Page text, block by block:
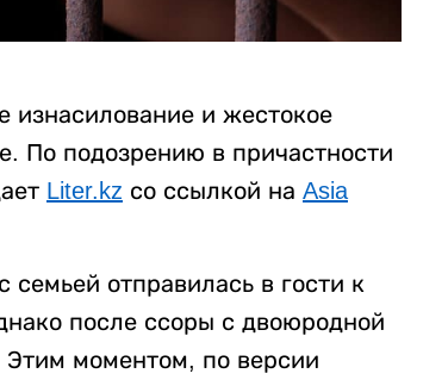
изнасилование и жестокое
По подозрению в причастности
Liter.kz со ссылкой на Asia
отправилась в гости к
после ссоры с двоюродной
Этим моментом, по версии